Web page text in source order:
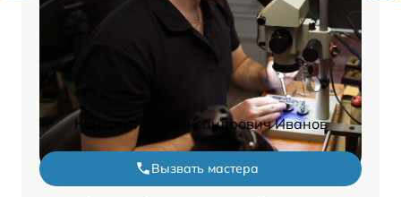
Константин Александрович Иванов
Вызвать мастера